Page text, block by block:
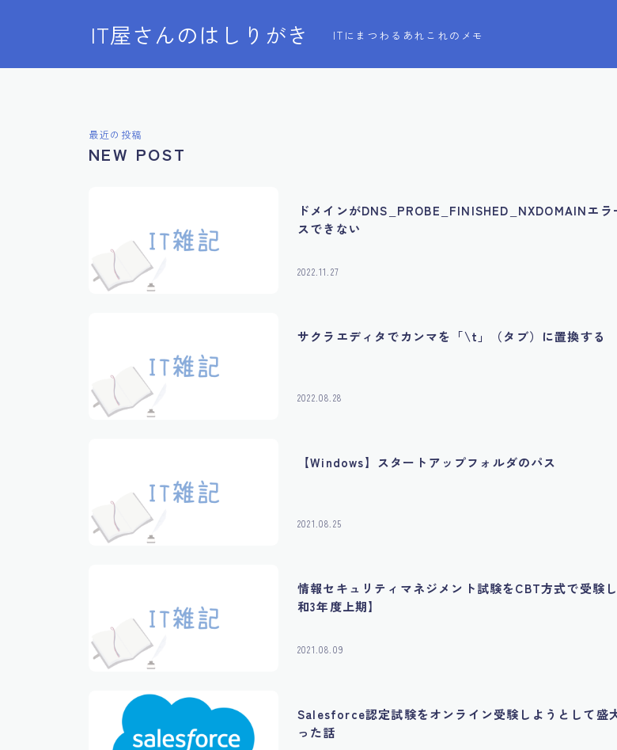
IT屋さんのはしりがき ITにまつわるあれこれのメモ
最近の投稿
NEW POST
ドメインがDNS_PROBE_FINISHED_NXDOMAINエラ
スできない
2022.11.27
サクラエディタでカンマを「\t」（タブ）に置換する
2022.08.28
【Windows】スタートアップフォルダのパス
2021.08.25
情報セキュリティマネジメント試験をCBT方式で受験
和3年度上期】
2021.08.09
Salesforce認定試験をオンライン受験しようとして盛
った話